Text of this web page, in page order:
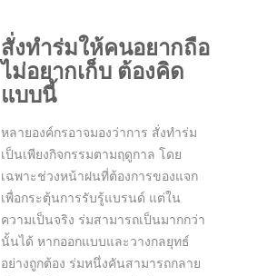
สั่งทำร่มให้คนอยากถือ
ไม่อยากเก็บ ต้องคิด
แบบนี้
หลายองค์กรอาจมองว่าการ สั่งทำร่ม
เป็นเพียงกิจกรรมตามฤดูกาล โดย
เฉพาะช่วงหน้าฝนที่ต้องการของแจก
เพื่อกระตุ้นการรับรู้แบรนด์ แต่ใน
ความเป็นจริง ร่มสามารถเป็นมากกว่า
นั้นได้ หากออกแบบและวางกลยุทธ์
อย่างถูกต้อง ร่มหนึ่งคันสามารถกลาย